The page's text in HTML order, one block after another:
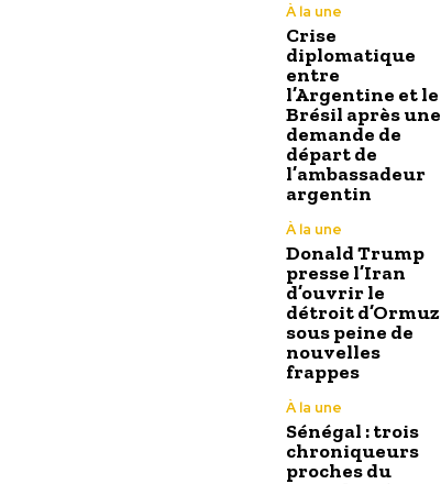
À la une
Crise
diplomatique
entre
l’Argentine et le
Brésil après une
demande de
départ de
l’ambassadeur
argentin
À la une
Donald Trump
presse l’Iran
d’ouvrir le
détroit d’Ormuz
sous peine de
nouvelles
frappes
À la une
Sénégal : trois
chroniqueurs
proches du